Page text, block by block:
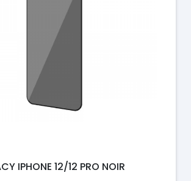
IPHONE 12/12 PRO NOIR